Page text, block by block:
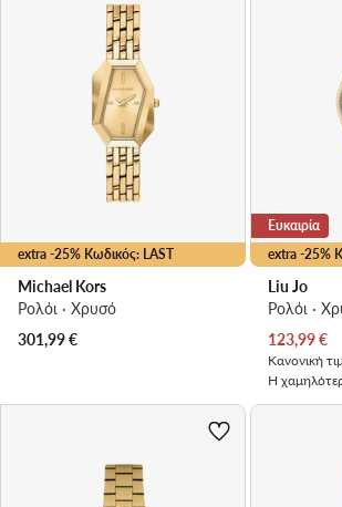
extra -25% Κωδικός: LAST
Michael Kors
Ρολόι · Χρυσό
301,99€
extra -25%
Ευκαιρία
Liu Jo
Ρολόι ·
Τρέχουσα
123,99€
Κανονική
Η